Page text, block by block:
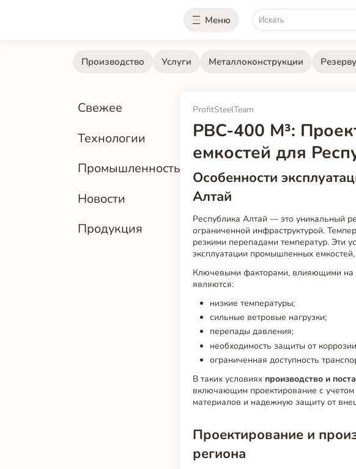
Меню
Производство Услуги Металлоконструкции
Свежее
Технологии
Промышленность
Новости
Продукция
ProfitSteelTeam
РВС-400 М³:
емкостей для
Особенности
Алтай
Республика Алтай — это уникальный
ограниченной инфраструктурой.
резкими перепадами температур. Эти
эксплуатации промышленных емкостей,
Ключевыми факторами, влияющими на
являются:
низкие температуры;
сильные ветровые нагрузки;
перепады давления;
необходимость защиты от
ограниченная доступность
В таких условиях производство и
включающим проектирование с учетом
материалов и надежную защиту от
Проектирование и
региона